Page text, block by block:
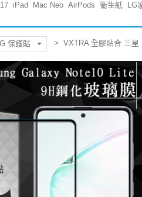
iPad Mac Neo AirPods 衛生紙 LG
保護貼 VXTRA 全膠貼合 三